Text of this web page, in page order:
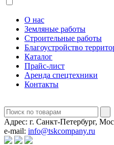
О нас
Земляные работы
Строительные работы
Благоустройство
Каталог
Прайс-лист
Аренда спецтехники
Контакты
Адрес: г. Санкт-Петербург,
e-mail: info@tskcompany.ru